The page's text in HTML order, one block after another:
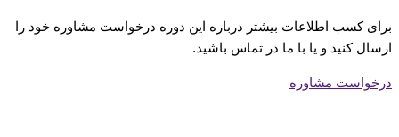
برای کسب اطلاعات بیشتر درباره این دوره درخواست مشاوره خود را
ارسال کنید و یا با ما در تماس باشید.
درخواست مشاوره